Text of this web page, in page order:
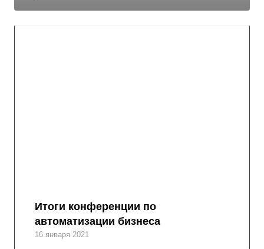
Итоги конференции по
автоматизации бизнеса
16 января 2021